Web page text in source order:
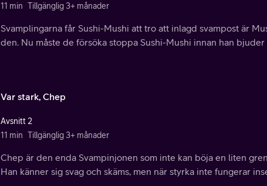
11 min Tillgänglig 3+ månader
Svamplingarna får Sushi-Mushi att tro att inlagd svampost är
den. Nu måste de försöka stoppa Sushi-Mushi innan han
Var stark, Chep
Avsnitt 2
11 min Tillgänglig 3+ månader
Chep är den enda Svampinjonen som inte kan böja en liten
Han känner sig svag och skäms, men när styrka inte fungerar